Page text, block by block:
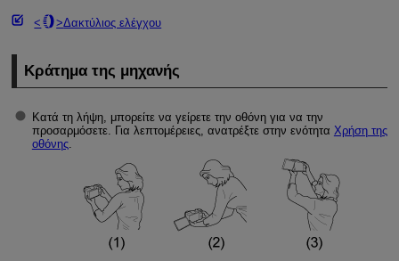
Δακτύλιος ελέγχου
Κράτημα της μηχανής
Κατά τη λήψη, μπορείτε να γείρετε την οθόνη για να την
προσαρμόσετε. Για λεπτομέρειες, ανατρέξτε στην ενότητα Χρήση της
οθόνης.